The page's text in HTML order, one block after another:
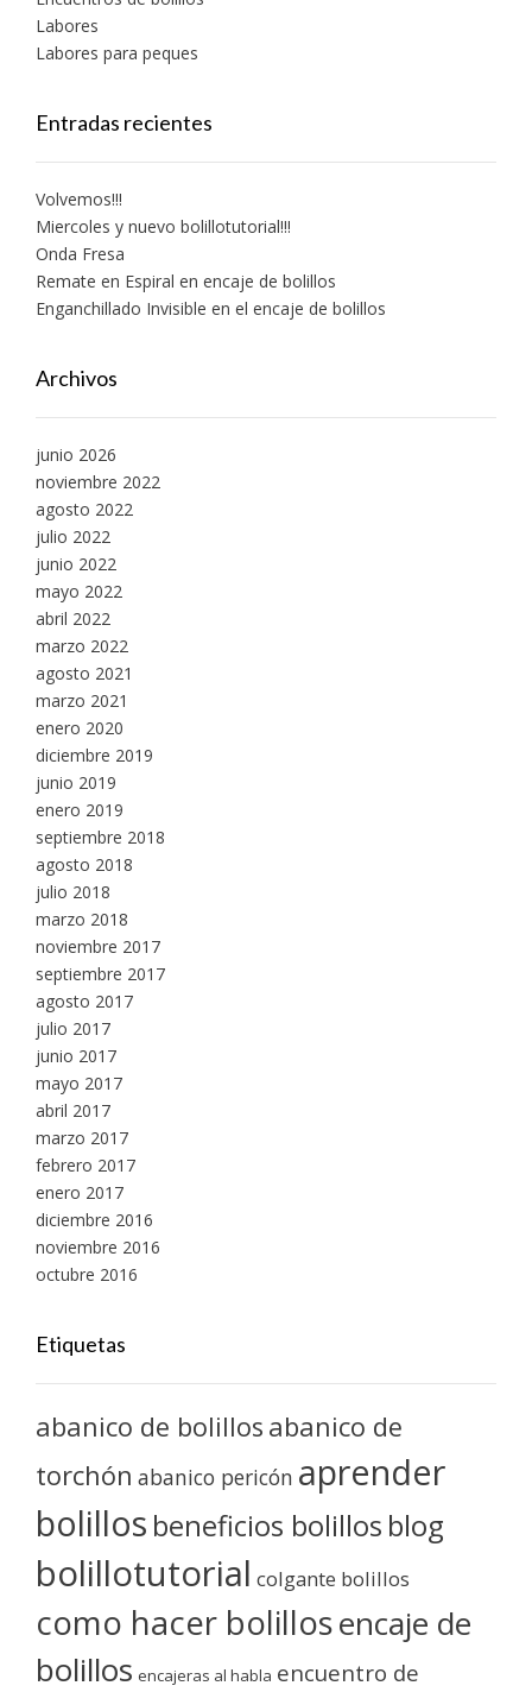
Labores
Labores para peques
Entradas recientes
Volvemos!!!
Miercoles y nuevo bolillotutorial!!!
Onda Fresa
Remate en Espiral en encaje de bolillos
Enganchillado Invisible en el encaje de bolillos
Archivos
junio 2026
noviembre 2022
agosto 2022
julio 2022
junio 2022
mayo 2022
abril 2022
marzo 2022
agosto 2021
marzo 2021
enero 2020
diciembre 2019
junio 2019
enero 2019
septiembre 2018
agosto 2018
julio 2018
marzo 2018
noviembre 2017
septiembre 2017
agosto 2017
julio 2017
junio 2017
mayo 2017
abril 2017
marzo 2017
febrero 2017
enero 2017
diciembre 2016
noviembre 2016
octubre 2016
Etiquetas
abanico de bolillos abanico de
torchón abanico pericón aprender
bolillos beneficios bolillos blog
bolillotutorial colgante bolillos
como hacer bolillosencaje de
bolillos encajeras al habla encuentro de